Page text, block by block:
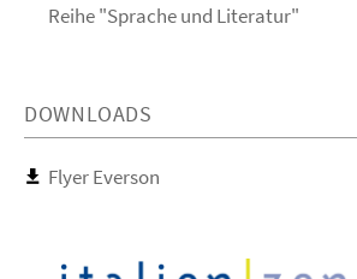
Reihe "Sprache und Literatur"
DOWNLOADS
Flyer Everson